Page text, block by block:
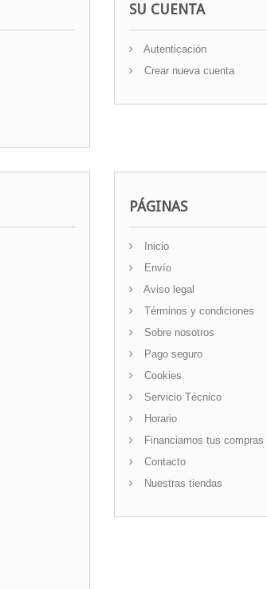
SU CUENTA
Autenticación
Crear nueva cuenta
PÁGINAS
Inicio
Envío
Aviso legal
Términos y condiciones
Sobre nosotros
Pago seguro
Cookies
Servicio Técnico
Horario
Financiamos tus compras
Contacto
Nuestras tiendas